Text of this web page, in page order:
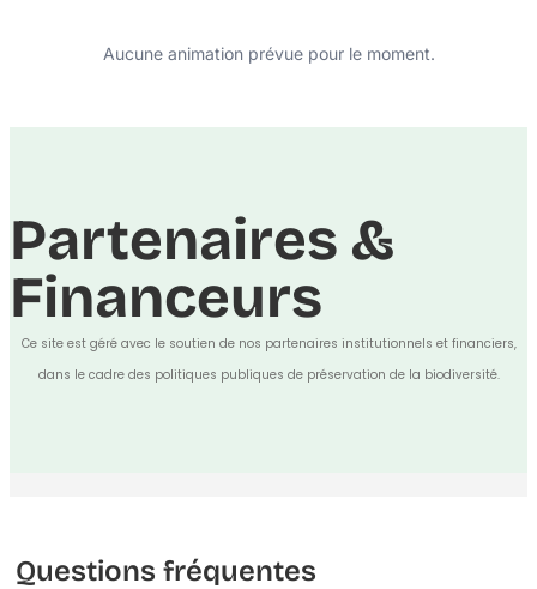
Aucune animation prévue pour le moment.
Partenaires &
Financeurs
Ce site est géré avec le soutien de nos partenaires institutionnels et financiers,
dans le cadre des politiques publiques de préservation de la biodiversité.
Questions fréquentes